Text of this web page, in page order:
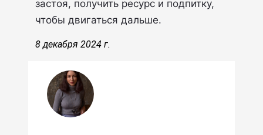
застоя, получить ресурс и подпитку,
чтобы двигаться дальше.
8 декабря 2024 г.